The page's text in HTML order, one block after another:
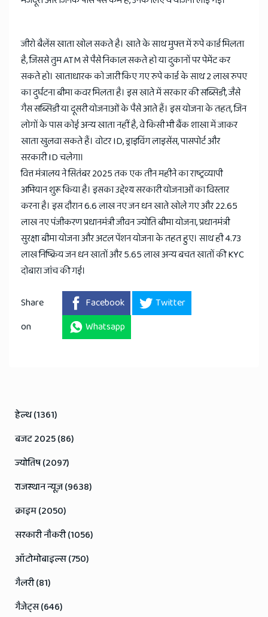
जीरो बैलेंस खाता खोल सकते है। खाते के साथ मुफ्त में रुपे कार्ड मिलता
है, जिससे तुम ATM से पैसे निकाल सकते हो या दुकानों पर पेमेंट कर
सकते हो। खाताधारक को जारी किए गए रुपे कार्ड के साथ 2 लाख रुपए
का दुर्घटना बीमा कवर मिलता है। इस खाते में सरकार की सब्सिडी, जैसे
गैस सब्सिडी या दूसरी योजनाओं के पैसे आते हैं। इस योजना के तहत, जिन
लोगों के पास कोई अन्य खाता नहीं है, वे किसी भी बैंक शाखा में जाकर
खाता खुलवा सकते हैं। वोटर ID, ड्राइविंग लाइसेंस, पासपोर्ट और
सरकारी ID चलेगा।
वित्त मंत्रालय ने सितंबर 2025 तक एक तीन महीने का राष्ट्रव्यापी
अभियान शुरू किया है। इसका उद्देश्य सरकारी योजनाओं का विस्तार
करना है। इस दौरान 6.6 लाख नए जन धन खाते खोले गए और 22.65
लाख नए पंजीकरण प्रधानमंत्री जीवन ज्योति बीमा योजना, प्रधानमंत्री
सुरक्षा बीमा योजना और अटल पेंशन योजना के तहत हुए। साथ ही 4.73
लाख निष्क्रिय जन धन खातों और 5.65 लाख अन्य बचत खातों की KYC
दोबारा जांच की गई।
Share
on
Facebook
Twitter
Whatsapp
हेल्थ (1361)
बजट 2025 (86)
ज्योतिष (2097)
राजस्थान न्यूज़ (9638)
क्राइम (2050)
सरकारी नौकरी (1056)
ऑटोमोबाइल्स (750)
गैलरी (81)
गैजेट्स (646)